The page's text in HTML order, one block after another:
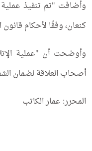
وأضافت "تم تنفيذ
كنعان، وفقًا لأحكام
وأوضحت أن "عملية
أصحاب العلاقة لضمان
المحرر: عمار الكاتب